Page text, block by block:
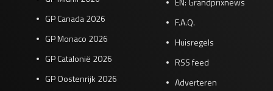
GP Canada 2026
GP Monaco 2026
GP Catalonië 2026
GP Oostenrijk 2026
F.A.Q.
Huisregels
RSS feed
Adverteren